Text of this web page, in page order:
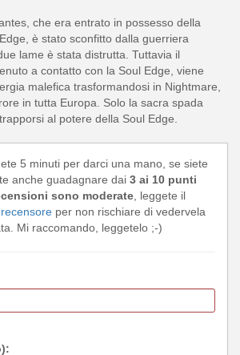
che era entrato in possesso della
è stato sconfitto dalla guerriera
lame è stata distrutta. Tuttavia il
a contatto con la Soul Edge, viene
malefica trasformandosi in Nightmare,
in tutta Europa. Solo la sacra spada
al potere della Soul Edge.
5 minuti per darci una mano, se siete
anche guadagnare dai 3 ai 10 punti
sono moderate, leggete il
per non rischiare di vedervela
Mi raccomando, leggetelo ;-)